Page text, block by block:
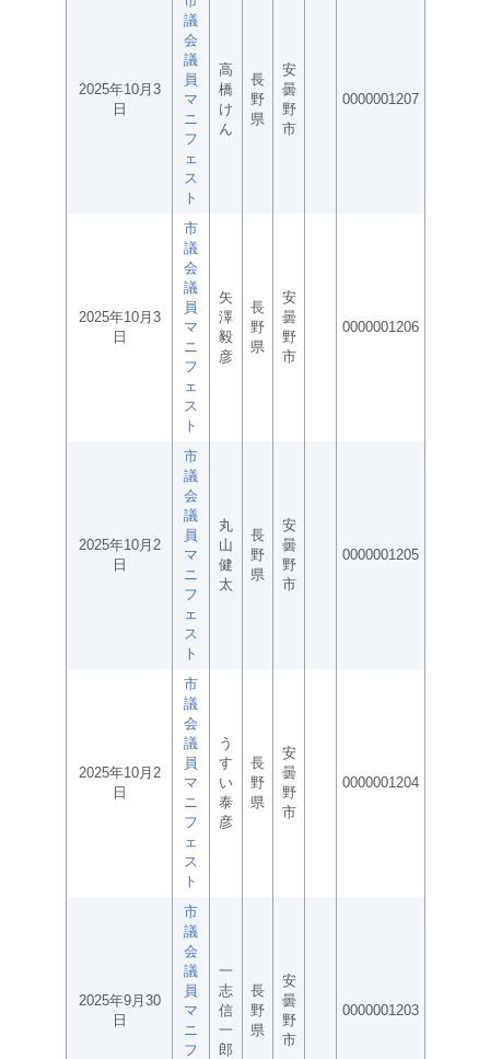
2025年10月3
日
議
会
議
員
マ
ニ
フ
ェ
ス
ト
高
橋
け
ん
長
野
県
安
曇
野
市
0000001207
2025年10月3
日
市
議
会
議
員
マ
ニ
フ
ェ
ス
ト
矢
澤
毅
彦
長
野
県
安
曇
野
市
0000001206
2025年10月2
日
市
議
会
議
員
マ
ニ
フ
ェ
ス
ト
丸
山
健
太
長
野
県
安
曇
野
市
0000001205
2025年10月2
日
市
議
会
議
員
マ
ニ
フ
ェ
ス
ト
う
す
い
泰
彦
長
野
県
安
曇
野
市
0000001204
2025年9月30
日
市
議
会
議
員
マ
ニ
フ
一
志
信
一
郎
長
野
県
安
曇
野
市
0000001203